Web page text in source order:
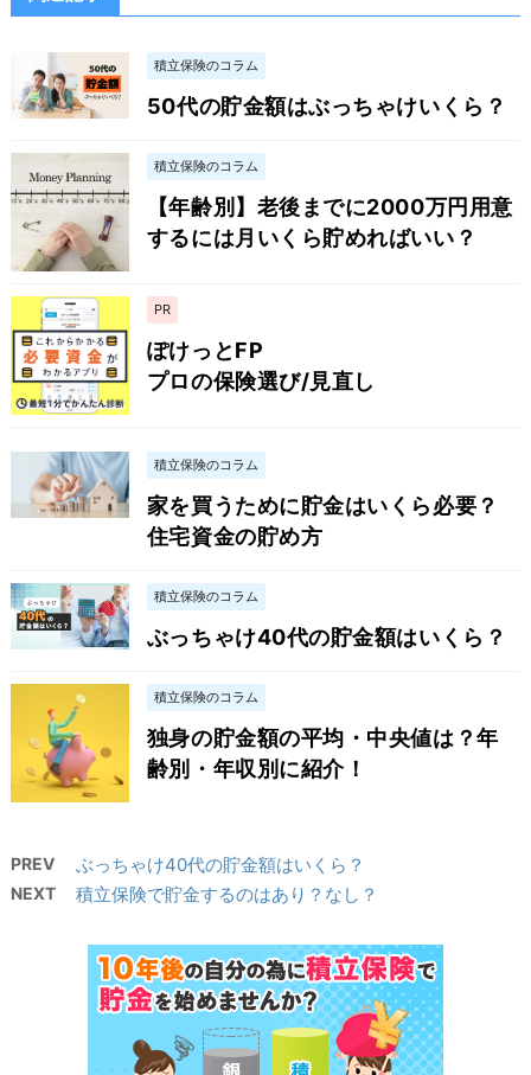
積立保険のコラム
50代の貯金額はぶっちゃけいくら？
積立保険のコラム
【年齢別】老後までに2000万円用意
するには月いくら貯めればいい？
PR
ぽけっとFP
プロの保険選び/見直し
積立保険のコラム
家を買うために貯金はいくら必要？
住宅資金の貯め方
積立保険のコラム
ぶっちゃけ40代の貯金額はいくら？
積立保険のコラム
独身の貯金額の平均・中央値は？年
齢別・年収別に紹介！
PREV ぶっちゃけ40代の貯金額はいくら？
NEXT 積立保険で貯金するのはあり？なし？